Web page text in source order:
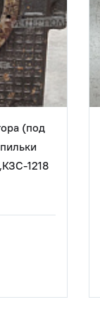
(под
1218